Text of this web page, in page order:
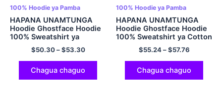
100% Hoodie ya Pamba
HAPANA UNAMTUNGA
Hoodie Ghostface Hoodie
100% Sweatshirt ya
Hoodie ya Pamba Iliyo na
ukubwa Kubwa ya Hoodie
yenye kofia kwa Wanaume
na Wanawake Halloween
ya Hoodie Multicolor
$50.30–$53.30
Chagua chaguo
100% Hoodie ya Pamba
HAPANA UNAMTUNGA
Hoodie Ghostface Hoodie
100% Sweatshirt ya Cotton
Zip Up kwa Wanaume na
Wanawake Halloween
Hoodie Multicolor
$55.24–$57.76
Chagua chaguo